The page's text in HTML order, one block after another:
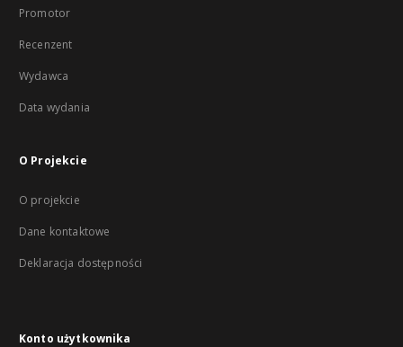
Promotor
Recenzent
Wydawca
Data wydania
O Projekcie
O projekcie
Dane kontaktowe
Deklaracja dostępności
Konto użytkownika